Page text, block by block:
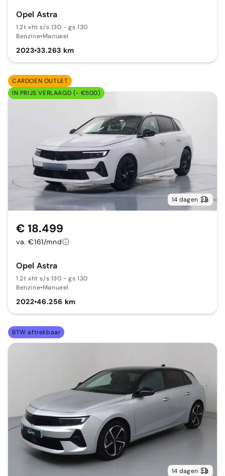
Opel Astra
1.2t xht s/s 130 - gs 130
Benzine•Manueel
2023•33.263 km
CARDOEN OUTLET
IN PRIJS VERLAAGD (- €500)
14 dagen
Opel Astra
1.2t xht s/s 130 - gs 130
Benzine•Manueel
2022•46.256 km
€ 18.499
va. €161/mnd
BTW aftrekbaar
14 dagen